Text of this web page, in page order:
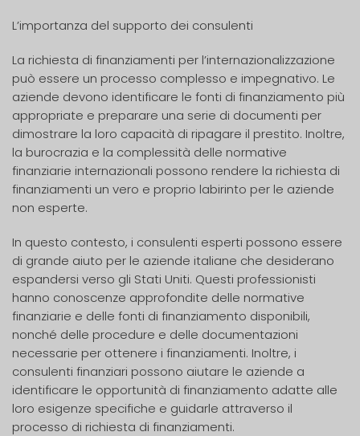
L’importanza del supporto dei consulenti
La richiesta di finanziamenti per l’internazionalizzazione
può essere un processo complesso e impegnativo. Le
aziende devono identificare le fonti di finanziamento più
appropriate e preparare una serie di documenti per
dimostrare la loro capacità di ripagare il prestito. Inoltre,
la burocrazia e la complessità delle normative
finanziarie internazionali possono rendere la richiesta di
finanziamenti un vero e proprio labirinto per le aziende
non esperte.
In questo contesto, i consulenti esperti possono essere
di grande aiuto per le aziende italiane che desiderano
espandersi verso gli Stati Uniti. Questi professionisti
hanno conoscenze approfondite delle normative
finanziarie e delle fonti di finanziamento disponibili,
nonché delle procedure e delle documentazioni
necessarie per ottenere i finanziamenti. Inoltre, i
consulenti finanziari possono aiutare le aziende a
identificare le opportunità di finanziamento adatte alle
loro esigenze specifiche e guidarle attraverso il
processo di richiesta di finanziamenti.